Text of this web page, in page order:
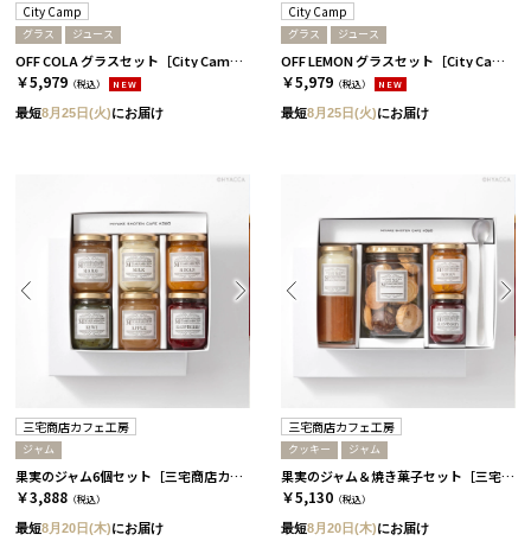
City Camp
グラス ジュース
OFF COLA グラスセット［City Camp］
￥5,979 （税込） NEW
最短8月25日(火)にお届け
City Camp
グラス ジュース
OFF LEMON グラスセット［City Camp］
￥5,979 （税込） NEW
最短8月25日(火)にお届け
三宅商店カフェ工房
ジャム
果実のジャム6個セット［三宅商店カフェ工房］
￥3,888 （税込）
最短8月20日(木)にお届け
三宅商店カフェ工房
クッキー ジャム
果実のジャム＆焼き菓子セット［三宅商店カフェ工房］
￥5,130 （税込）
最短8月20日(木)にお届け